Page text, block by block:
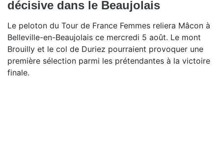
décisive dans le Beaujolais
Le peloton du Tour de France Femmes reliera Mâcon à
Belleville-en-Beaujolais ce mercredi 5 août. Le mont
Brouilly et le col de Duriez pourraient provoquer une
première sélection parmi les prétendantes à la victoire
finale.